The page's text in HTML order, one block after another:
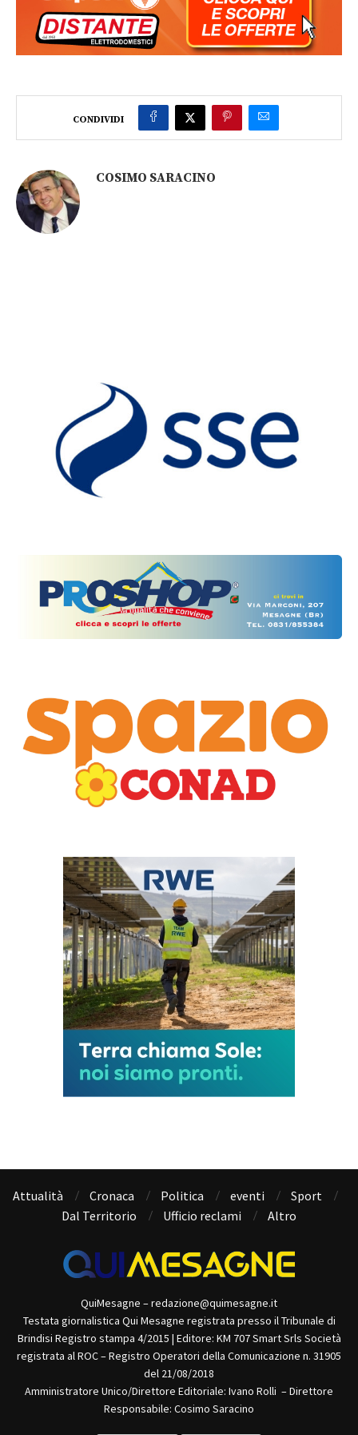
CONDIVIDI
COSIMO SARACINO
Attualità Cronaca Politica eventi
Sport
Dal Territorio
Ufficio reclami Altro
QuiMesagne – redazione@quimesagne.it
Testata giornalistica Qui Mesagne registrata presso il Tribunale di
Brindisi Registro stampa 4/2015 | Editore: KM 707 Smart Srls Società
registrata al ROC – Registro Operatori della Comunicazione n. 31905
del 21/08/2018
Amministratore Unico/Direttore Editoriale: Ivano Rolli – Direttore
Responsabile: Cosimo Saracino